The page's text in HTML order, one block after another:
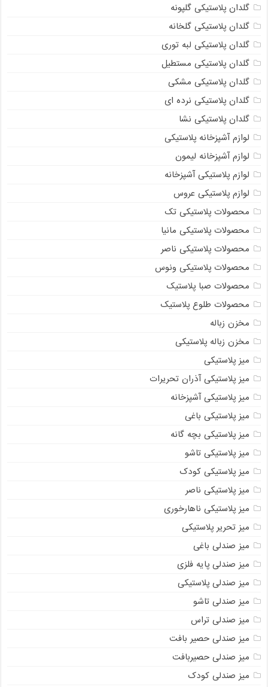
گلدان پلاستیکی گلپونه
گلدان پلاستیکی گلخانه
گلدان پلاستیکی لبه توری
گلدان پلاستیکی مستطیل
گلدان پلاستیکی مشکی
گلدان پلاستیکی نرده ای
گلدان پلاستیکی نشا
لوازم آشپزخانه پلاستیکی
لوازم آشپزخانه لیمون
لوازم پلاستیکی آشپزخانه
لوازم پلاستیکی عروس
محصولات پلاستیکی تک
محصولات پلاستیکی مانیا
محصولات پلاستیکی ناصر
محصولات پلاستیکی ونوس
محصولات صبا پلاستیک
محصولات طلوع پلاستیک
مخزن زباله
مخزن زباله پلاستیکی
میز پلاستیکی
میز پلاستیکی آذران تحریرات
میز پلاستیکی آشپزخانه
میز پلاستیکی باغی
میز پلاستیکی بچه گانه
میز پلاستیکی تاشو
میز پلاستیکی کودک
میز پلاستیکی ناصر
میز پلاستیکی ناهارخوری
میز تحریر پلاستیکی
میز صندلی باغی
میز صندلی پایه فلزی
میز صندلی پلاستیکی
میز صندلی تاشو
میز صندلی تراس
میز صندلی حصیر بافت
میز صندلی حصیربافت
میز صندلی کودک